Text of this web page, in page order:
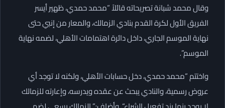
وقال محمد شبانة تصريحاته قائلاً “محمد حمدي، ظهير أيسر
الفريق الأول لكرة القدم بنادي الزمالك، والمعار من إنبي حتى
نهاية الموسم الجاري، داخل دائرة اهتمامات الأهلي، لضمه نهاية
الموسم”.
واختتم “محمد حمدي، دخل حسابات الأهلي، ولكنه لا توجد أي
عروض رسمية، والنادي يبحث عن عقده ويدرسه، وإعارته للزمالك